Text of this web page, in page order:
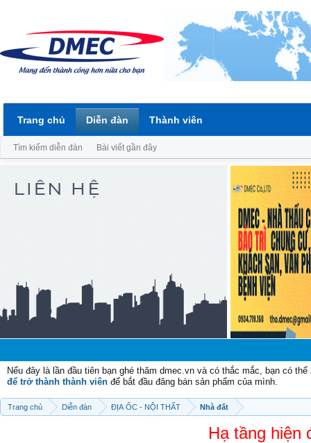
Nếu đây là lần đầu tiên bạn ghé thăm dmec.vn và có thắc mắc, bạn có
để trở thành thành viên để bắt đầu đăng bán sản phẩm của mình.
Trang chủ Diễn đàn ĐỊA ỐC - NỘI THẤT Nhà đất
Hạ tầng hiện
Trang chủ Diễn đàn
Tìm kiếm diễn đàn Bài viết gần đây
Thành viên